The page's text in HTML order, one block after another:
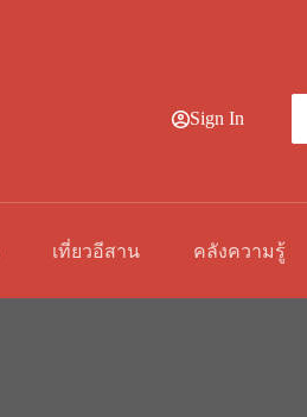
Sign In
เที่ยวอีสาน คลังความรู้